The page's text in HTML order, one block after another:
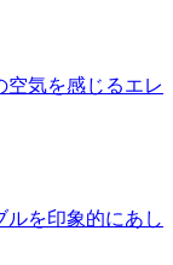
空気を感じるエレ
ルを印象的にあし